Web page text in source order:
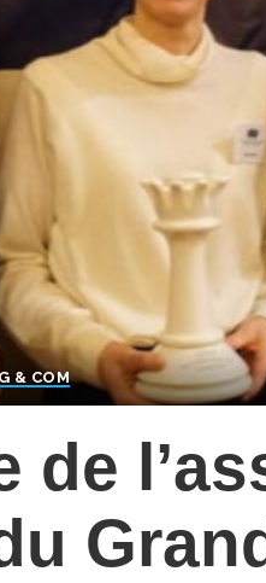
& COM
de